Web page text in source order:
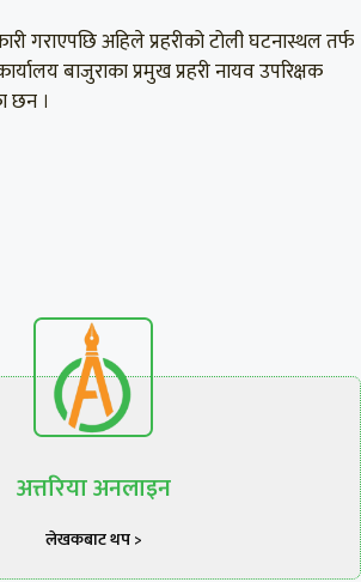
गराएपछि अहिले प्रहरीको टोली घटनास्थल तर्फ
बाजुराका प्रमुख प्रहरी नायव उपरिक्षक
छन ।
अत्तरिया अनलाइन
लेखकबाट थप >